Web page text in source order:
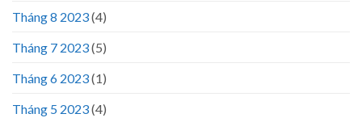
Tháng 8 2023(4)
Tháng 7 2023(5)
Tháng 6 2023(1)
Tháng 5 2023(4)